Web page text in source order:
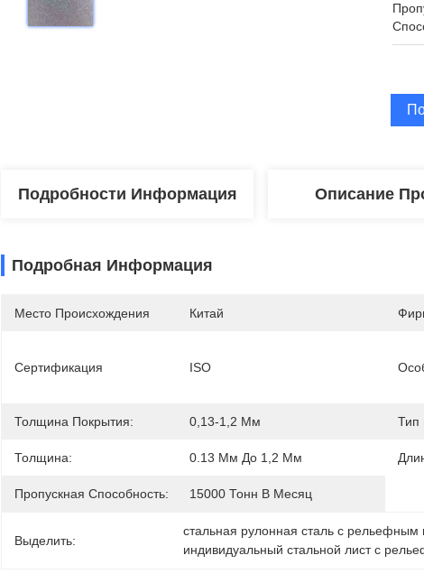
Подробности Информация Описание
Подробная Информация
Место Происхождения Китай
Сертификация ISO
Толщина Покрытия: 0,13-1,2 Мм Тип
Толщина: 0.13 Мм До 1,2 Мм
Пропускная Способность: 15000 Тонн В Месяц
Выделить:
стальная рулонная сталь с рельефным
индивидуальный стальной лист с